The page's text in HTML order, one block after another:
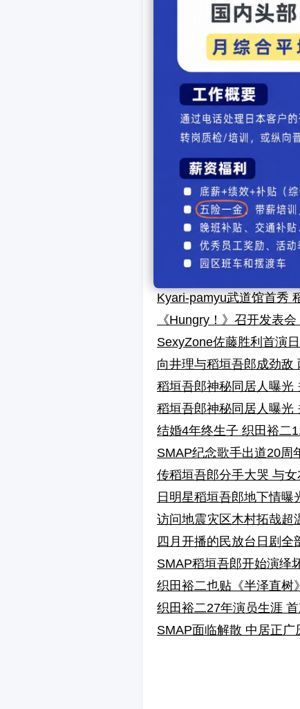
下一篇娱乐： 多部未
【发
相关文章
香取慎吾《SmaStation》
织田裕二时隔3年主剧 藤
稻垣吾郎参演《不愉快
织田裕二时隔四年复出主
稻垣吾郎参演 拍摄空隙
SMAP稻垣吾郎公开给其
传稻垣吾郎决定结婚 并
堺雅人♥菅野美穂婚讯背
Kyari-pamyu武道馆首秀
《Hungry！》召开发表
SexyZone佐藤胜利首演
向井理与稻垣吾郎成劲敌
稻垣吾郎神秘同居人曝光
稻垣吾郎神秘同居人曝光
结婚4年终生子 织田裕二
SMAP纪念歌手出道20周
传稻垣吾郎分手大哭 与
日明星稻垣吾郎地下情曝
访问地震灾区木村拓哉超
四月开播的民放台日剧全
SMAP稻垣吾郎开始演绎
织田裕二也贴《半泽直树
织田裕二27年演员生涯
SMAP面临解散 中居正